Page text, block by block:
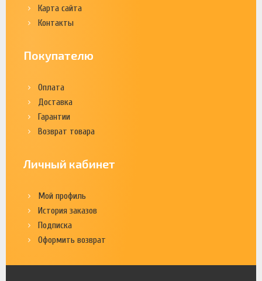
Карта сайта
Контакты
Покупателю
Оплата
Доставка
Гарантии
Возврат товара
Личный кабинет
Мой профиль
История заказов
Подписка
Оформить возврат